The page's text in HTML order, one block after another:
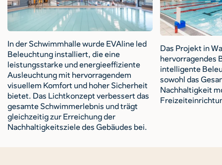
In der Schwimmhalle wurde EVAline led
Beleuchtung installiert, die eine
leistungsstarke und energieeffiziente
Ausleuchtung mit hervorragendem
visuellem Komfort und hoher Sicherheit
bietet. Das Lichtkonzept verbessert das
gesamte Schwimmerlebnis und trägt
gleichzeitig zur Erreichung der
Nachhaltigkeitsziele des Gebäudes bei.
Das Projekt in
hervorragendes
intelligente
sowohl das
Nachhaltigkeit